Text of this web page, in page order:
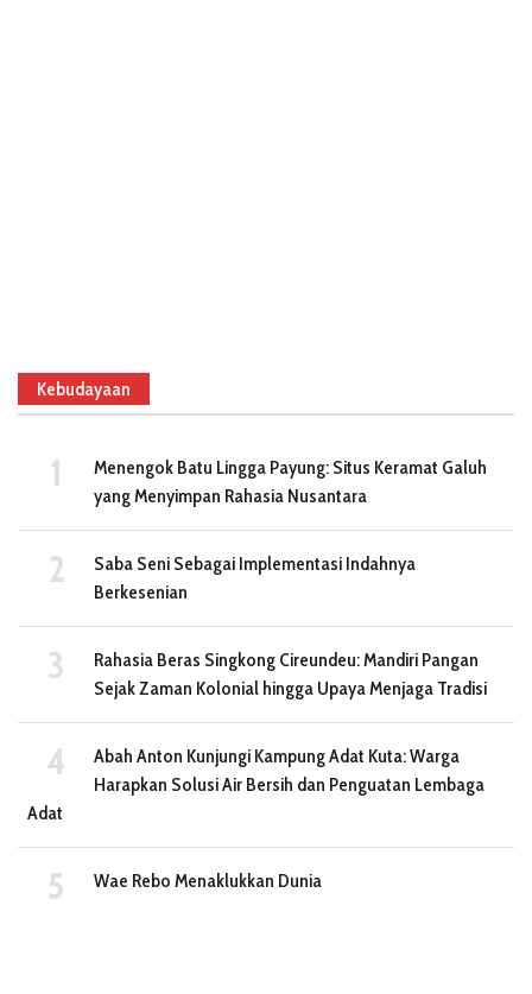
Kebudayaan
Menengok Batu Lingga Payung: Situs Keramat Galuh
yang Menyimpan Rahasia Nusantara
Saba Seni Sebagai Implementasi Indahnya
Berkesenian
Rahasia Beras Singkong Cireundeu: Mandiri Pangan
Sejak Zaman Kolonial hingga Upaya Menjaga Tradisi
Abah Anton Kunjungi Kampung Adat Kuta: Warga
Harapkan Solusi Air Bersih dan Penguatan Lembaga
Adat
Wae Rebo Menaklukkan Dunia